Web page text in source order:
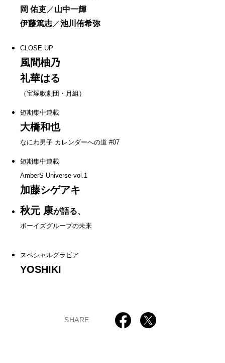
岡 佑吏／山中一輝
伊藤篤志／池川侑希弥
CLOSE UP
風間柚乃
礼華はる
（宝塚歌劇団・月組）
短期集中連載
大橋和也
なにわ男子 カレンダーへの道 #07
短期集中連載
AmberS Universe vol.1
加藤シゲアキ
秋元 康が語る、
ボーイズグループの未来
スペシャルグラビア
YOSHIKI
SHARE